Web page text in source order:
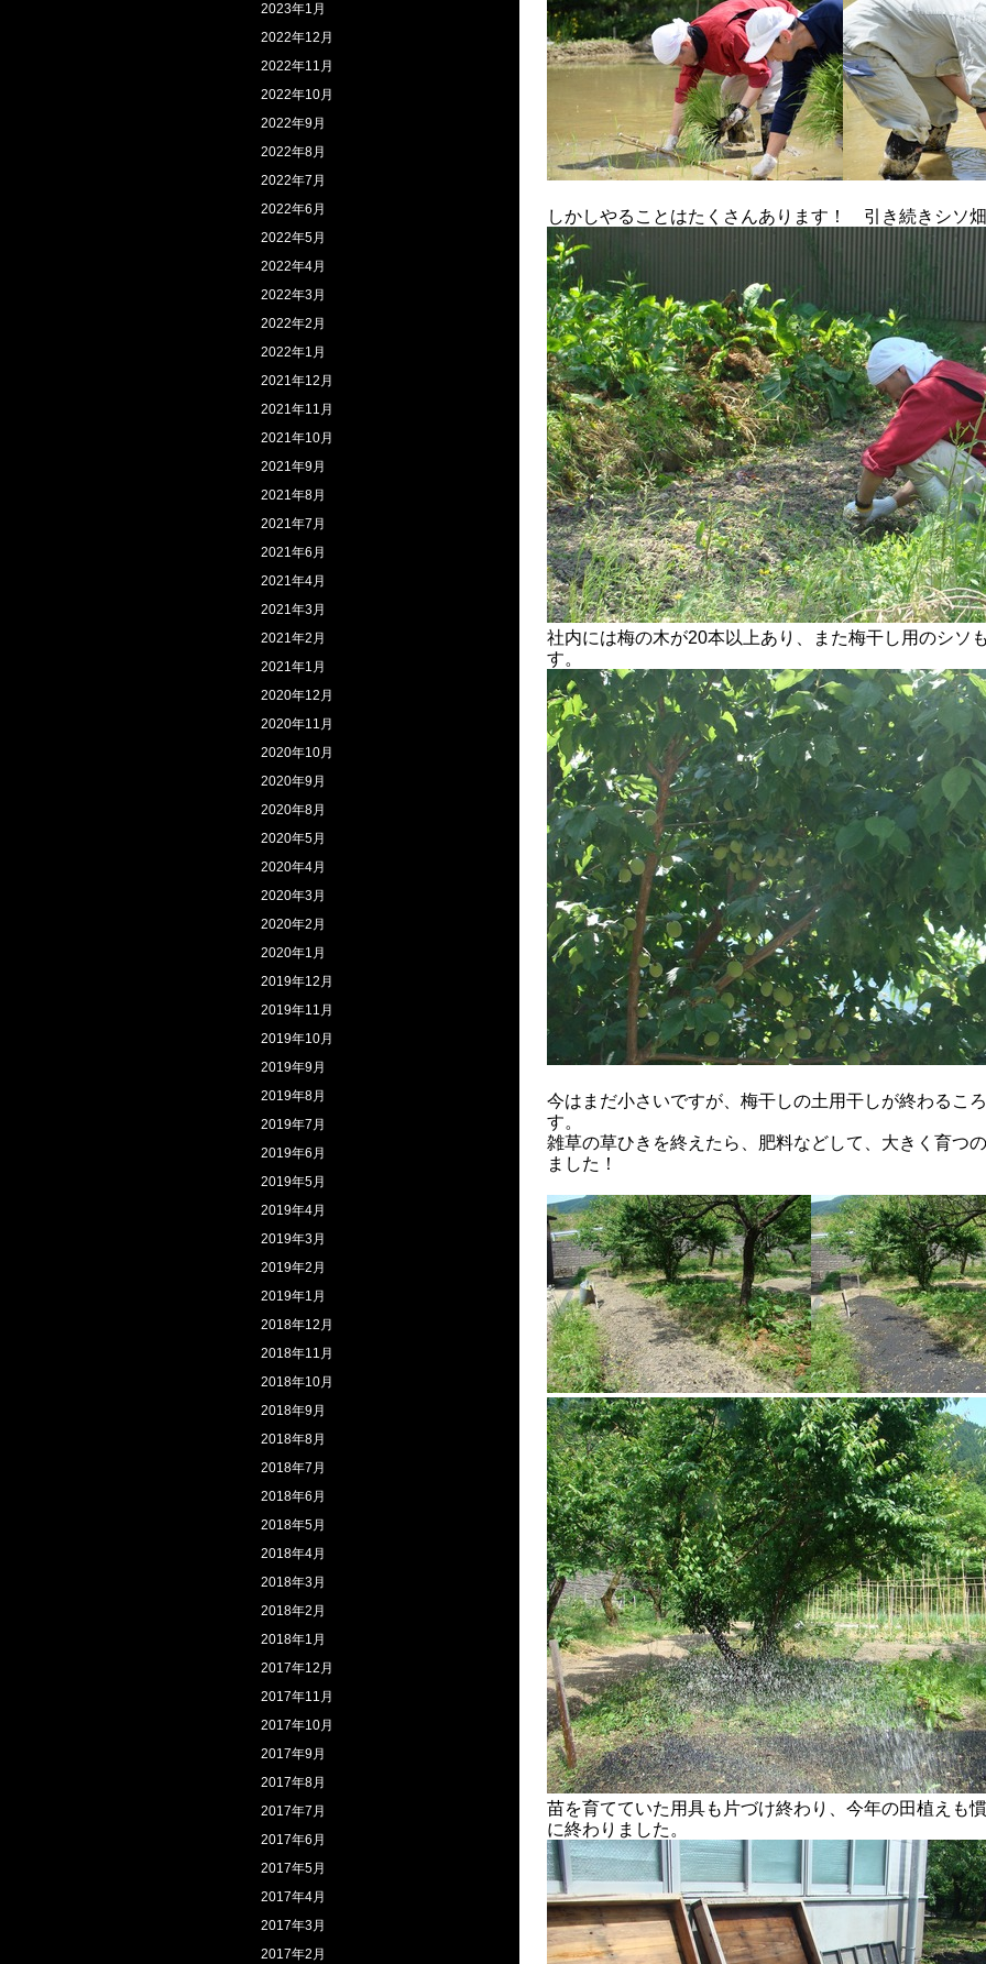
しかしやることはたくさんあります！ 引き続きシソ
社内には梅の木が20本以上あり、また梅干し用のシソ
す。
今はまだ小さいですが、梅干しの土用干しが終わるこ
す。
雑草の草ひきを終えたら、肥料などして、大きく育つ
ました！
苗を育てていた用具も片づけ終わり、今年の田植えも
に終わりました。
2023年1月
2022年12月
2022年11月
2022年10月
2022年9月
2022年8月
2022年7月
2022年6月
2022年5月
2022年4月
2022年3月
2022年2月
2022年1月
2021年12月
2021年11月
2021年10月
2021年9月
2021年8月
2021年7月
2021年6月
2021年4月
2021年3月
2021年2月
2021年1月
2020年12月
2020年11月
2020年10月
2020年9月
2020年8月
2020年5月
2020年4月
2020年3月
2020年2月
2020年1月
2019年12月
2019年11月
2019年10月
2019年9月
2019年8月
2019年7月
2019年6月
2019年5月
2019年4月
2019年3月
2019年2月
2019年1月
2018年12月
2018年11月
2018年10月
2018年9月
2018年8月
2018年7月
2018年6月
2018年5月
2018年4月
2018年3月
2018年2月
2018年1月
2017年12月
2017年11月
2017年10月
2017年9月
2017年8月
2017年7月
2017年6月
2017年5月
2017年4月
2017年3月
2017年2月